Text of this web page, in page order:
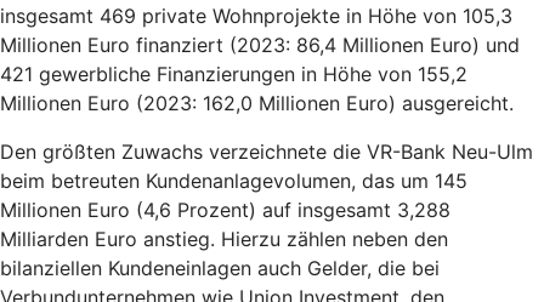
insgesamt 469 private Wohnprojekte in Höhe von 105,3
Millionen Euro finanziert (2023: 86,4 Millionen Euro) und
421 gewerbliche Finanzierungen in Höhe von 155,2
Millionen Euro (2023: 162,0 Millionen Euro) ausgereicht.
Den größten Zuwachs verzeichnete die VR-Bank Neu-Ulm
beim betreuten Kundenanlagevolumen, das um 145
Millionen Euro (4,6 Prozent) auf insgesamt 3,288
Milliarden Euro anstieg. Hierzu zählen neben den
bilanziellen Kundeneinlagen auch Gelder, die bei
Verbundunternehmen wie Union Investment, den